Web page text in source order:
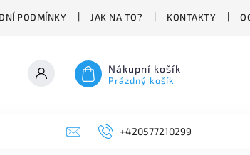
PODMÍNKY JAK NA TO? KONTAKTY
Nákupní košík
Prázdný košík
NÁHRADNÍ DÍLY PRŮMYSLOVÁ TECHNIKA
+420577210299